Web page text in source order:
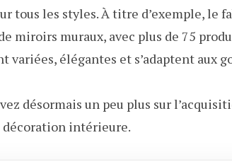
tous les styles. À titre d’exemple, le
miroirs muraux, avec plus de 75
variées, élégantes et s’adaptent aux
désormais un peu plus sur
décoration intérieure.